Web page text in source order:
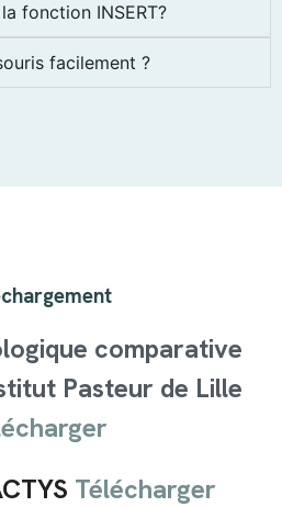
fonction INSERT?
facilement ?
comparative
Pasteur de Lille
Télécharger